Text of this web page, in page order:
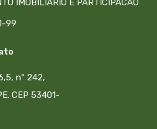
99
nº 242,
CEP 53401-